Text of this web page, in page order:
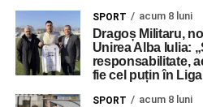
SPORT acum 8 luni
Dragoș Militaru,
Unirea Alba Iulia:
responsabilitate,
fie cel puțin în Liga
SPORT acum 8 luni